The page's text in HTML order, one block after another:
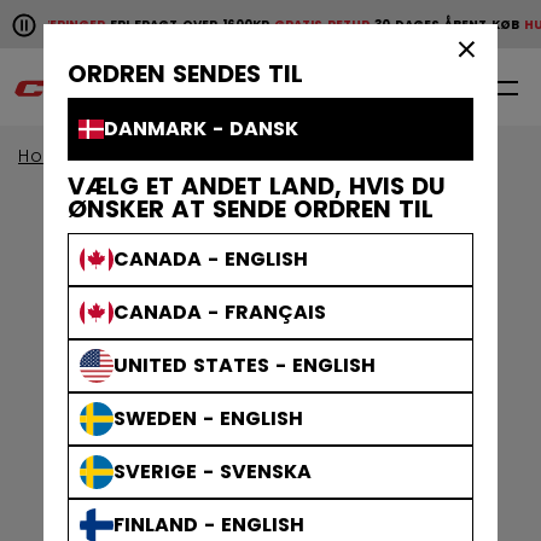
ORDREN SENDES TIL
DANMARK - DANSK
VÆLG ET ANDET LAND, HVIS DU
ØNSKER AT SENDE ORDREN TIL
CANADA - ENGLISH
CANADA - FRANÇAIS
UNITED STATES - ENGLISH
SWEDEN - ENGLISH
SVERIGE - SVENSKA
FINLAND - ENGLISH
Pause the horizontal scroll animation.
LEVERINGERFRI FRAGT OVER 1600KRGRATIS RETUR30 DAGES ÅBENT KØB
Hurtige leveringer Gratis retur 30
Home Klæder Gamewear sokker